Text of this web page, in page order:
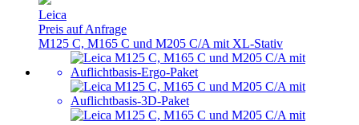
Leica
Preis auf Anfrage
M125 C, M165 C und M205 C/A mit XL-Stativ